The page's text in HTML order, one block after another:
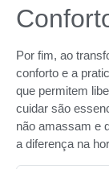
Por fim, ao
conforto e a
que permitem
cuidar são
não amassam e
a diferença na